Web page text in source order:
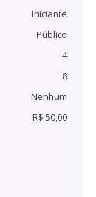
Iniciante
Público
4
8
Nenhum
R$ 50,00